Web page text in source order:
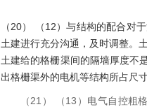
（20） （12）与结构的配合对
土建进行充分沟通，及时调整。
土建给的格栅渠间的隔墙厚度不
出格栅渠外的电机等结构所占尺
（21） （13）电气自控粗